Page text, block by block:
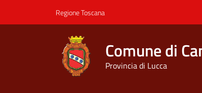
Regione Toscana
Comune di
Provincia di Lucca